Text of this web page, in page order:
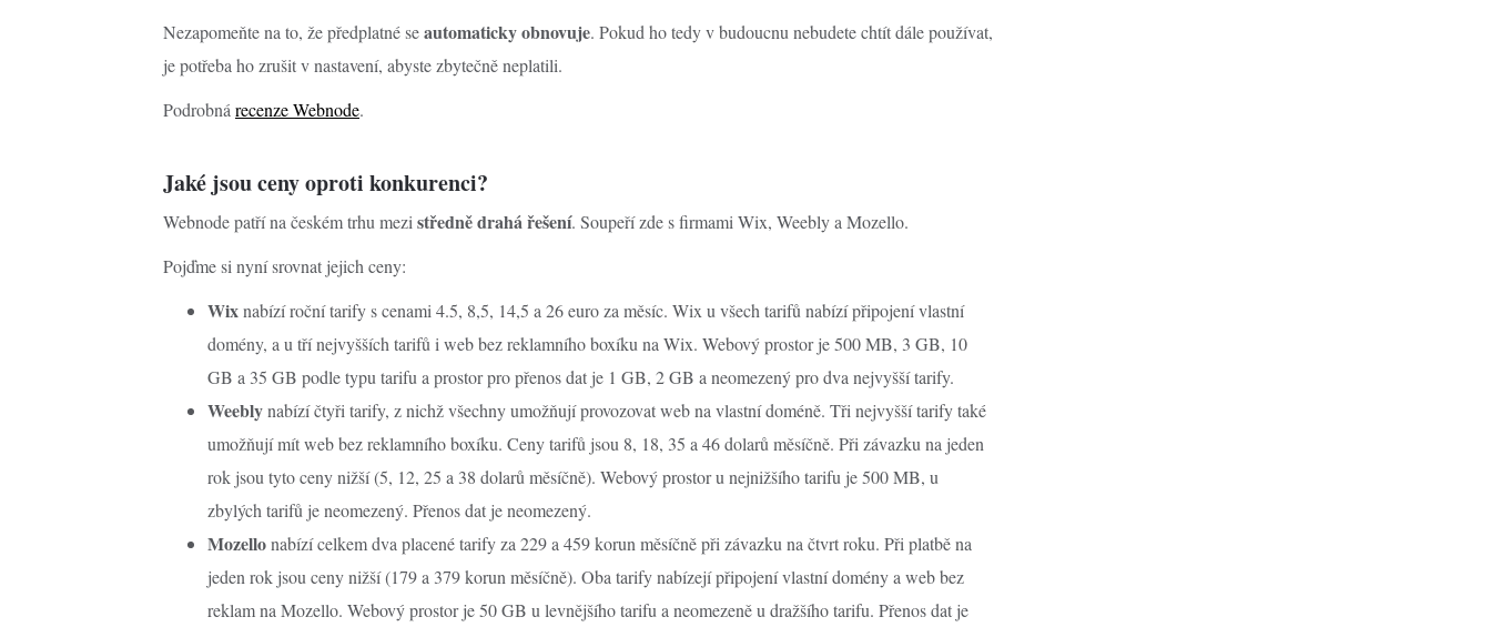
Nezapomeňte na to, že předplatné seautomaticky obnovuje. Pokud ho tedy v budoucnu nebudete chtít dále používat,
je potřeba ho zrušit v nastavení, abyste zbytečně neplatili.
Podrobná recenze Webnode.
Jaké jsou ceny oproti konkurenci?
Webnode patří na českém trhu mezi středně drahá řešení. Soupeří zde s firmami Wix, Weebly a Mozello.
Pojďme si nyní srovnat jejich ceny:
Wixnabízí roční tarify s cenami 4.5, 8,5, 14,5 a 26 euro za měsíc. Wix u všech tarifů nabízí připojení vlastní
domény, a u tří nejvyšších tarifů i web bez reklamního boxíku na Wix. Webový prostor je 500 MB, 3 GB, 10
GB a 35 GB podle typu tarifu a prostor pro přenos dat je 1 GB, 2 GB a neomezený pro dva nejvyšší tarify.
Weeblynabízí čtyři tarify, z nichž všechny umožňují provozovat web na vlastní doméně. Tři nejvyšší tarify také
umožňují mít web bez reklamního boxíku. Ceny tarifů jsou 8, 18, 35 a 46 dolarů měsíčně. Při závazku na jeden
rok jsou tyto ceny nižší (5, 12, 25 a 38 dolarů měsíčně). Webový prostor u nejnižšího tarifu je 500 MB, u
zbylých tarifů je neomezený. Přenos dat je neomezený.
Mozellonabízí celkem dva placené tarify za 229 a 459 korun měsíčně při závazku na čtvrt roku. Při platbě na
jeden rok jsou ceny nižší (179 a 379 korun měsíčně). Oba tarify nabízejí připojení vlastní domény a web bez
reklam na Mozello. Webový prostor je 50 GB u levnějšího tarifu a neomezeně u dražšího tarifu. Přenos dat je